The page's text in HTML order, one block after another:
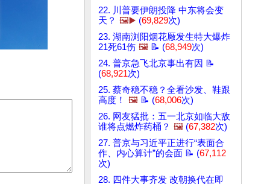
22. 川普要伊朗投降 中东将会变
天？ 🖼️▶️ (69,829次)
23. 湖南浏阳烟花厰发生特大爆炸
21死61伤 🖼️ 📝 (68,949次)
24. 普京急飞北京事出有因 📝
(68,921次)
25. 蔡奇稳不稳？全看沙发、鞋跟
高度！
🖼️ 📝 (68,006次)
26. 网友猛批：五一北京如临大敌
谁将点燃炸药桶？ 🖼️ (67,382次)
27. 普京与习近平正进行“表面合
作、内心算计”的会面 📝 (67,112
次)
28. 四件大事齐发 改朝换代在即